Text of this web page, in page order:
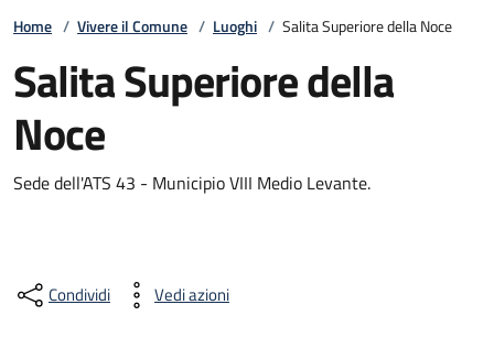
Home / Vivere il Comune / Luoghi / Salita Superiore della Noce
Salita Superiore della
Noce
Sede dell'ATS 43 - Municipio VIII Medio Levante.
Condividi Vedi azioni